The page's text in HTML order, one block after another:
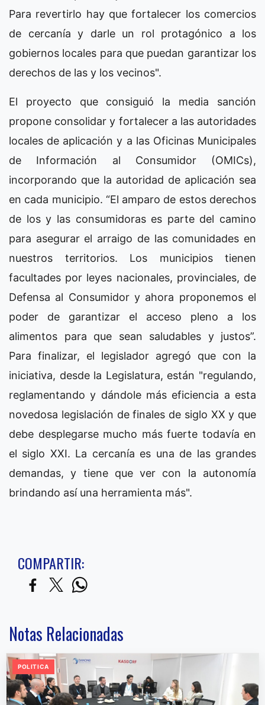
Para revertirlo hay que fortalecer los comercios
de cercanía y darle un rol protagónico a los
gobiernos locales para que puedan garantizar los
derechos de las y los vecinos".
El proyecto que consiguió la media sanción
propone consolidar y fortalecer a las autoridades
locales de aplicación y a las Oficinas Municipales
de Información al Consumidor (OMICs),
incorporando que la autoridad de aplicación sea
en cada municipio. “El amparo de estos derechos
de los y las consumidoras es parte del camino
para asegurar el arraigo de las comunidades en
nuestros territorios. Los municipios tienen
facultades por leyes nacionales, provinciales, de
Defensa al Consumidor y ahora proponemos el
poder de garantizar el acceso pleno a los
alimentos para que sean saludables y justos”.
Para finalizar, el legislador agregó que con la
iniciativa, desde la Legislatura, están "regulando,
reglamentando y dándole más eficiencia a esta
novedosa legislación de finales de siglo XX y que
debe desplegarse mucho más fuerte todavía en
el siglo XXI. La cercanía es una de las grandes
demandas, y tiene que ver con la autonomía
brindando así una herramienta más".
COMPARTIR:
Notas Relacionadas
POLITICA